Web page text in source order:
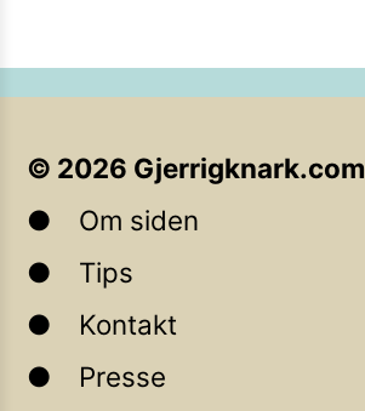
© 2026 Gjerrigknark.com
Om siden
Tips
Kontakt
Presse